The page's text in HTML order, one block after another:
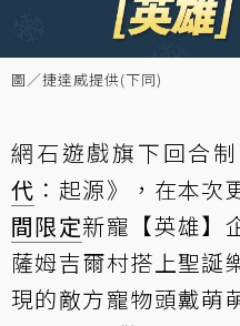
圖／捷達威提供(下同)
網石遊戲旗下回合制
代 ：起源》，在本
間限定新寵【英雄】
薩姆吉爾村搭上聖誕
現的敵方寵物頭戴萌